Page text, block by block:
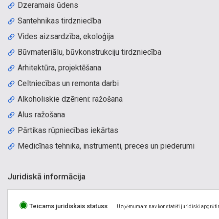
Dzeramais ūdens
Santehnikas tirdzniecība
Vides aizsardzība, ekoloģija
Būvmateriālu, būvkonstrukciju tirdzniecība
Arhitektūra, projektēšana
Celtniecības un remonta darbi
Alkoholiskie dzērieni: ražošana
Alus ražošana
Pārtikas rūpniecības iekārtas
Medicīnas tehnika, instrumenti, preces un piederumi
Juridiskā informācija
Teicams juridiskais statuss Uzņēmumam nav konstatēti juridiski